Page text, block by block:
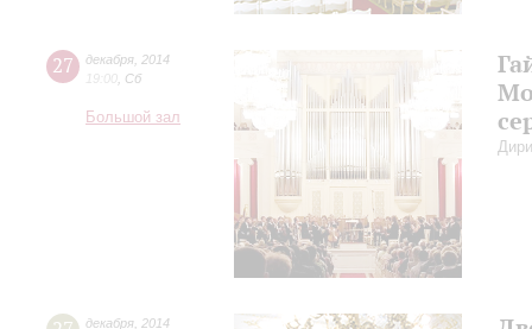
27 декабря 2014
19:00 Сб
Большой зал
декабря 2014